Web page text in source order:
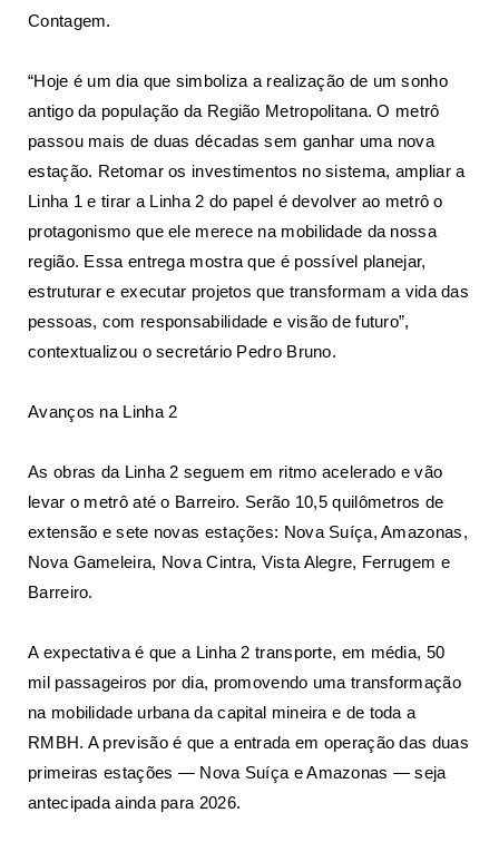
Contagem.
“Hoje é um dia que simboliza a realização de um sonho
antigo da população da Região Metropolitana. O metrô
passou mais de duas décadas sem ganhar uma nova
estação. Retomar os investimentos no sistema, ampliar a
Linha 1 e tirar a Linha 2 do papel é devolver ao metrô o
protagonismo que ele merece na mobilidade da nossa
região. Essa entrega mostra que é possível planejar,
estruturar e executar projetos que transformam a vida das
pessoas, com responsabilidade e visão de futuro”,
contextualizou o secretário Pedro Bruno.
Avanços na Linha 2
As obras da Linha 2 seguem em ritmo acelerado e vão
levar o metrô até o Barreiro. Serão 10,5 quilômetros de
extensão e sete novas estações: Nova Suíça, Amazonas,
Nova Gameleira, Nova Cintra, Vista Alegre, Ferrugem e
Barreiro.
A expectativa é que a Linha 2 transporte, em média, 50
mil passageiros por dia, promovendo uma transformação
na mobilidade urbana da capital mineira e de toda a
RMBH. A previsão é que a entrada em operação das duas
primeiras estações — Nova Suíça e Amazonas — seja
antecipada ainda para 2026.